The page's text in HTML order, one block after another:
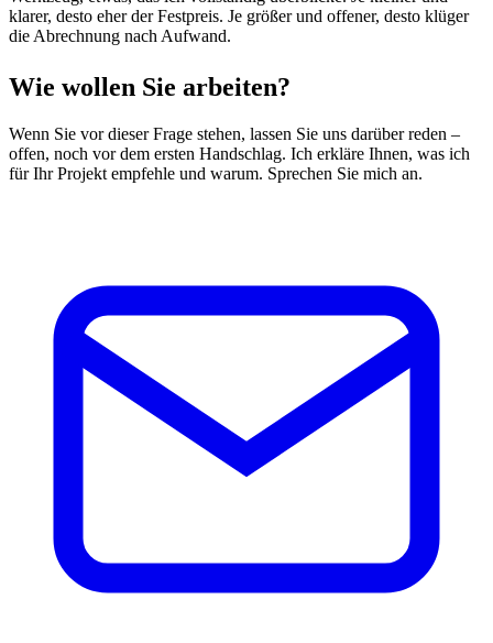
klarer, desto eher der Festpreis. Je größer und offener, desto klüger
die Abrechnung nach Aufwand.
Wie wollen Sie arbeiten?
Wenn Sie vor dieser Frage stehen, lassen Sie uns darüber reden –
offen, noch vor dem ersten Handschlag. Ich erkläre Ihnen, was ich
für Ihr Projekt empfehle und warum. Sprechen Sie mich an.